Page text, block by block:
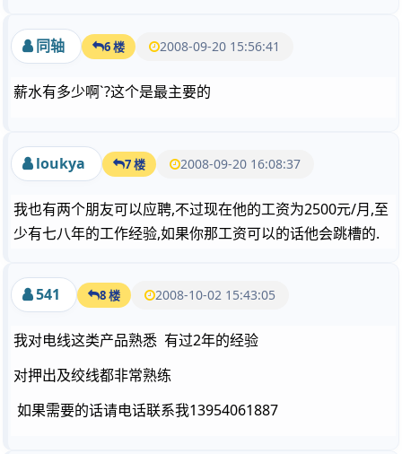
同轴 6 楼 2008-09-20 15:56:41
薪水有多少啊`?这个是最主要的
loukya 7 楼 2008-09-20 16:08:37
我也有两个朋友可以应聘,不过现在他的工资为2500元/月,至
少有七八年的工作经验,如果你那工资可以的话他会跳槽的.
541 8 楼 2008-10-02 15:43:05
我对电线这类产品熟悉 有过2年的经验
对押出及绞线都非常熟练
如果需要的话请电话联系我13954061887